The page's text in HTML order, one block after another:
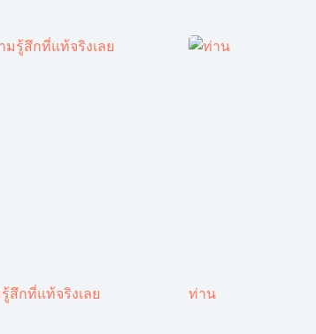
สึกที่แท้จริงเลย ท่าน